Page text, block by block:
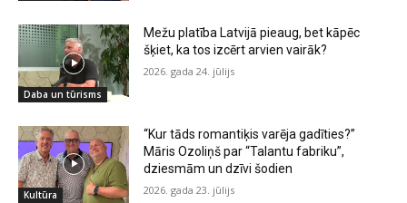
Daba un tūrisms
Mežu platība Latvijā pieaug, bet kāpēc
šķiet, ka tos izcērt arvien vairāk?
2026. gada 24. jūlijs
Kultūra
“Kur tāds romantiķis varēja gadīties?”
Māris Ozoliņš par “Talantu fabriku”,
dziesmām un dzīvi šodien
2026. gada 23. jūlijs